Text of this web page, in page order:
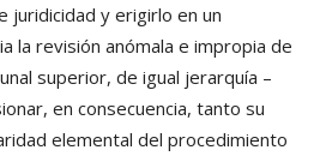
juridicidad y erigirlo en un
la revisión anómala e impropia de
superior, de igual jerarquía –
en consecuencia, tanto su
elemental del procedimiento